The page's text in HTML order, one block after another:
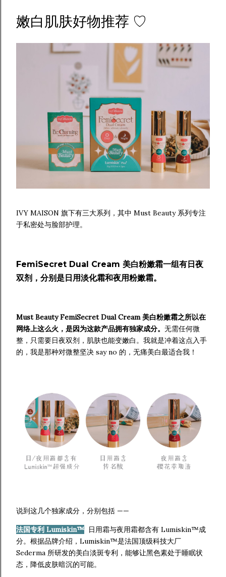
嫩白肌肤好物推荐 ♡
IVY MAISON 旗下有三大系列，其中 Must Beauty 系列专注
于私密处与脸部护理。
FemiSecret Dual Cream 美白粉嫩霜一组有日夜
双剂，分别是日用淡化霜和夜用粉嫩霜。
Must Beauty FemiSecret Dual Cream 美白粉嫩霜之所以在
网络上这么火，是因为这款产品拥有独家成分。 无需任何微
整，只需要日夜双剂，肌肤也能变嫩白。我就是冲着这点入手
的，我是那种对微整坚决 say no 的，无痛美白最适合我！
说到这几个独家成分，分别包括 ——
法国专利 Lumiskin™ 日用霜与夜用霜都含有 Lumiskin™成
分。根据品牌介绍，Lumiskin™是法国顶级科技大厂
Sederma 所研发的美白淡斑专利，能够让黑色素处于睡眠状
态，降低皮肤暗沉的可能。